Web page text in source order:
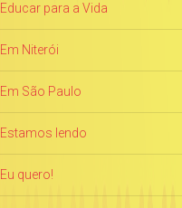
Educar para a Vida
Em Niterói
Em São Paulo
Estamos lendo
Eu quero!